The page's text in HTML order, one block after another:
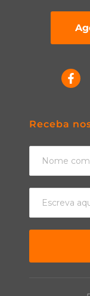
Receba